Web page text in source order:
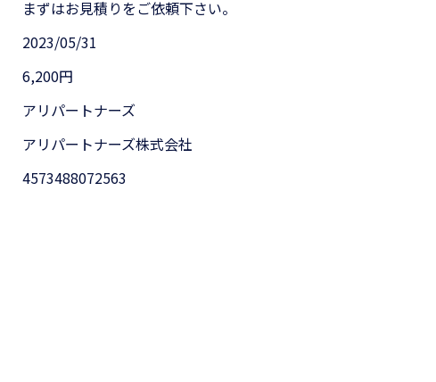
まずはお見積りをご依頼下さい。
2023/05/31
6,200円
アリパートナーズ
アリパートナーズ株式会社
4573488072563